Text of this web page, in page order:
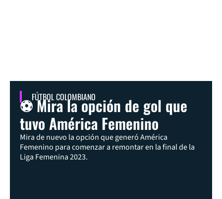
FÚTBOL COLOMBIANO
⚽ Mira la opción de gol que
tuvo América Femenino
Mira de nuevo la opción que generó América
Femenino para comenzar a remontar en la final de la
Liga Femenina 2023.